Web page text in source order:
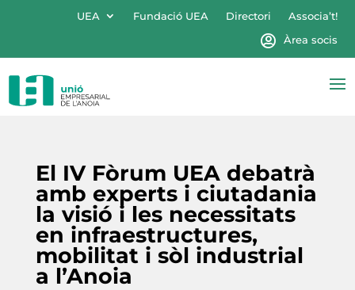
UEA Fundació UEA Directori
Associa’t!
Àrea socis
El IV Fòrum UEA debatrà
amb experts i ciutadania
la visió i les necessitats
en infraestructures,
mobilitat i sòl industrial
a l’Anoia